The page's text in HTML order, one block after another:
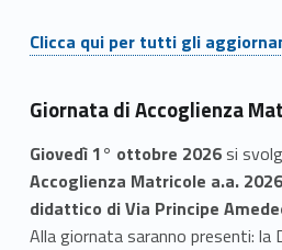
Link identifier #identifier__101923-2
Clicca qui per tutti gli
Giornata di Accoglienza
Giovedì 1° ottobre 2026si
Accoglienza Matricole a.a.
didattico di Via Principe
Alla giornata saranno presenti: la